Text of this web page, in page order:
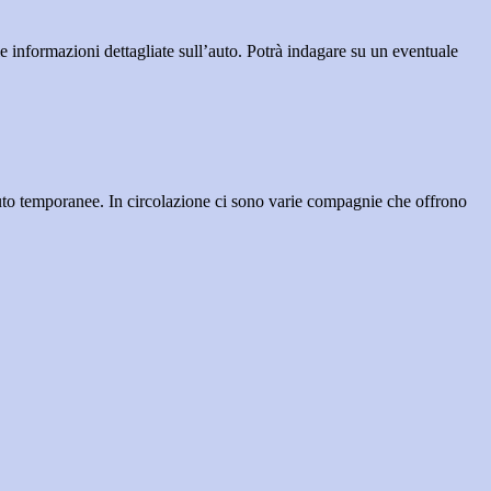
dettagliate sull’auto. Potrà indagare su un eventuale
temporanee. In circolazione ci sono varie compagnie che offrono